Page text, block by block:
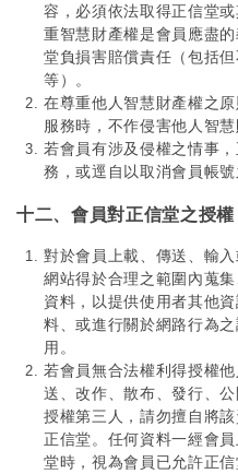
容，必須依法取得正信堂
重智慧財產權是會員應盡
堂負損害賠償責任（包括
等）。
在尊重他人智慧財產權之
服務時，不作侵害他人智慧
若會員有涉及侵權之情事
務，或逕自以取消會員帳號
十二、會員對正信堂之授權
對於會員上載、傳送、輸
網站得於合理之範圍內蒐
資料，以提供使用者其他
料、或進行關於網路行為
用。
若會員無合法權利得授權
送、改作、散布、發行、
授權第三人，請勿擅自將
正信堂。任何資料一經會
堂時，視為會員已允許正